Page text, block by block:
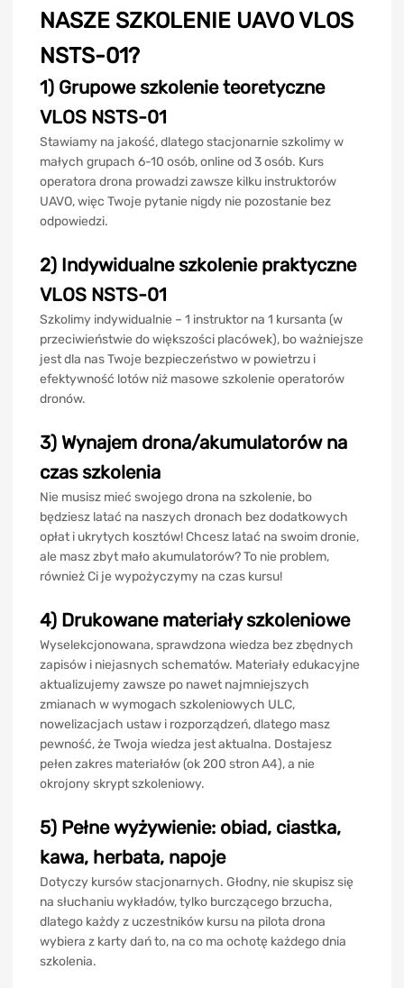
NASZE SZKOLENIE UAVO VLOS
NSTS-01?
1) Grupowe szkolenie teoretyczne
VLOS NSTS-01
Stawiamy na jakość, dlatego stacjonarnie szkolimy w
małych grupach 6-10 osób, online od 3 osób. Kurs
operatora drona prowadzi zawsze kilku instruktorów
UAVO, więc Twoje pytanie nigdy nie pozostanie bez
odpowiedzi.
2) Indywidualne szkolenie praktyczne
VLOS NSTS-01
Szkolimy indywidualnie – 1 instruktor na 1 kursanta (w
przeciwieństwie do większości placówek), bo ważniejsze
jest dla nas Twoje bezpieczeństwo w powietrzu i
efektywność lotów niż masowe szkolenie operatorów
dronów.
3) Wynajem drona/akumulatorów na
czas szkolenia
Nie musisz mieć swojego drona na szkolenie, bo
będziesz latać na naszych dronach bez dodatkowych
opłat i ukrytych kosztów! Chcesz latać na swoim dronie,
ale masz zbyt mało akumulatorów? To nie problem,
również Ci je wypożyczymy na czas kursu!
4) Drukowane materiały szkoleniowe
Wyselekcjonowana, sprawdzona wiedza bez zbędnych
zapisów i niejasnych schematów. Materiały edukacyjne
aktualizujemy zawsze po nawet najmniejszych
zmianach w wymogach szkoleniowych ULC,
nowelizacjach ustaw i rozporządzeń, dlatego masz
pewność, że Twoja wiedza jest aktualna. Dostajesz
pełen zakres materiałów (ok 200 stron A4), a nie
okrojony skrypt szkoleniowy.
5) Pełne wyżywienie: obiad, ciastka,
kawa, herbata, napoje
Dotyczy kursów stacjonarnych. Głodny, nie skupisz się
na słuchaniu wykładów, tylko burczącego brzucha,
dlatego każdy z uczestników kursu na pilota drona
wybiera z karty dań to, na co ma ochotę każdego dnia
szkolenia.